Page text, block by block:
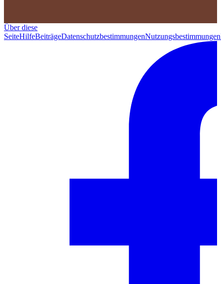
Über diese
SeiteHilfeBeiträgeDatenschutzbestimmungenNutzungsbestimmungen